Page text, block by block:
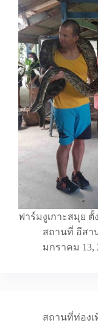
ฟาร์มงูเกาะสมุย
สถานที่ อีสา
มกราคม 13,
สถานที่ท่องเ